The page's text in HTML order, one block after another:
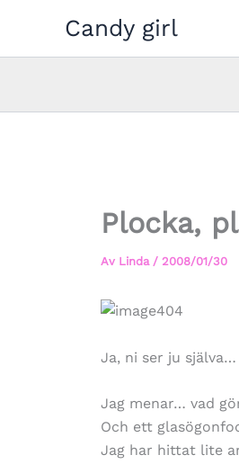
innehåll
Candy girl
Plocka,
Av Linda / 2008/01/30
Ja, ni ser ju
Jag menar… vad
Och ett
Jag har hittat lite